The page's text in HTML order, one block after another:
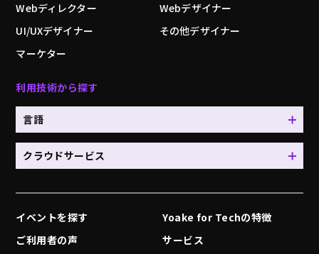
Webディレクター
Webデザイナー
UI/UXデザイナー
その他デザイナー
マーケター
利用技術から探す
言語
クラウドサービス
イベントを探す
Yoake for Techの特徴
ご利用者の声
サービス